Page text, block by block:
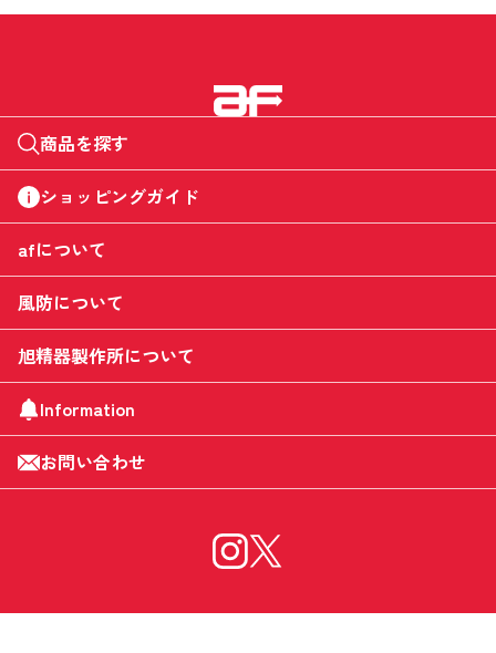
商品を探す
ショッピングガイド
afについて
風防について
旭精器製作所について
Information
お問い合わせ